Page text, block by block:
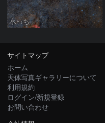
水っち
サイトマップ
ホーム
天体写真ギャラリーについて
利用規約
ログイン/新規登録
お問い合わせ